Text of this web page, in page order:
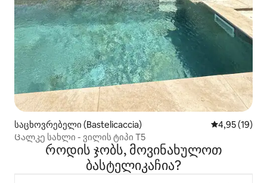
საცხოვრებელი (Bastelicaccia) საშუალო
4,95 (19)
Ცალკე სახლი - ვილის ტიპი T5
როდის ჯობს, მოვინახულოთ
ბასტელიკაჩია?